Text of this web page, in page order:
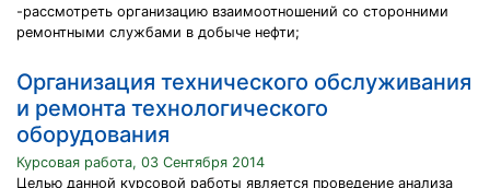
-рассмотреть организацию взаимоотношений со сторонними
ремонтными службами в добыче нефти;
Организация технического обслуживания
и ремонта технологического
оборудования
Курсовая работа, 03 Сентября 2014
Целью данной курсовой работы является проведение анализа